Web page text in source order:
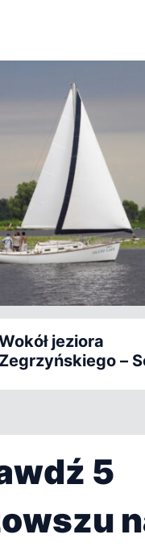
jeziora
Zegrzyńskiego –
5